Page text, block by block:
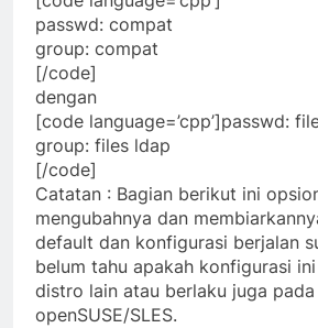
passwd: compat
group: compat
[/code]
dengan
[code language=’cpp’]passwd:
group: files ldap
[/code]
Catatan : Bagian berikut ini
mengubahnya dan
default dan konfigurasi berjalan
belum tahu apakah konfigurasi
distro lain atau berlaku juga pada
openSUSE/SLES.